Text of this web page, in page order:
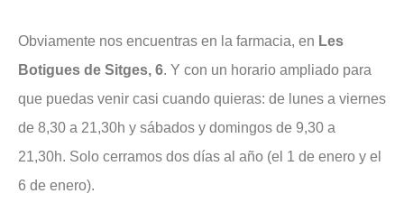
Obviamente nos encuentras en la farmacia, en Les
Botigues de Sitges, 6. Y con un horario ampliado para
que puedas venir casi cuando quieras: de lunes a viernes
de 8,30 a 21,30h y sábados y domingos de 9,30 a
21,30h. Solo cerramos dos días al año (el 1 de enero y el
6 de enero).